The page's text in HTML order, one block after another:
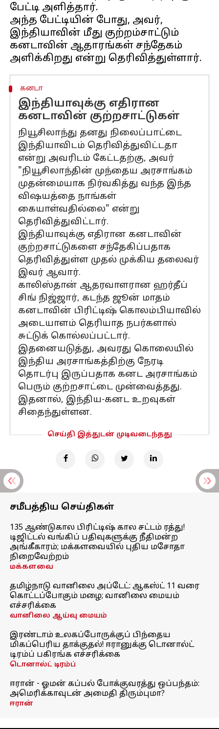
பேட்டி அளித்தார்.
அந்த பேட்டியின் போது, அவர்,
இந்தியாவின் மீது குற்றம்சாட்டும்
கனடாவின் ஆதாரங்கள் சந்தேகம்
கனடா
இந்தியாவுக்கு எதிரான
கனடாவின் குற்றசாட்டுகள்
நியூசிலாந்து தனது நிலைப்பாட்டை
இந்தியாவிடம் தெரிவித்துவிட்டதா
என்று அவரிடம் கேட்டதற்கு, அவர்
"நியூசிலாந்தின் முந்தைய அரசாங்கம்
முதன்மையாக நிர்வகித்து வந்த இந்த
விஷயத்தை நாங்கள்
கையாள்வதில்லை" என்று
தெரிவித்துவிட்டார்.
இந்தியாவுக்கு எதிரான கனடாவின்
குற்றசாட்டுகளை சந்தேகிப்பதாக
தெரிவித்துள்ள முதல் முக்கிய தலைவர்
இவர் ஆவார்.
காலிஸ்தான் ஆதரவாளரான ஹர்தீப்
சிங் நிஜ்ஜார், கடந்த ஜூன் மாதம்
கனடாவின் பிரிட்டிஷ் கொலம்பியாவில்
அடையாளம் தெரியாத நபர்களால்
சுட்டுக் கொல்லப்பட்டார்.
இதனையடுத்து, அவரது கொலையில்
இந்திய அரசாங்கத்திற்கு நேரடி
தொடர்பு இருப்பதாக கனட அரசாங்கம்
பெரும் குற்றசாட்டை முன்வைத்தது.
இதனால், இந்திய-கனட உறவுகள்
சிதைந்துள்ளன.
செய்தி இத்துடன் முடிவடைந்தது
சமீபத்திய செய்திகள்
135 ஆண்டுகால பிரிட்டிஷ் கால சட்டம் ரத்து!
டிஜிட்டல் வங்கிப் பதிவுகளுக்கு நீதிமன்ற
அங்கீகாரம்; மக்களவையில் புதிய மசோதா
நிறைவேற்றம்
மக்களவை
தமிழ்நாடு வானிலை அப்டேட்: ஆகஸ்ட் 11 வரை
கொட்டப்போகும் மழை; வானிலை மையம்
எச்சரிக்கை
வானிலை ஆய்வு மையம்
இரண்டாம் உலகப்போருக்குப் பிந்தைய
மிகப்பெரிய தாக்குதல்! ஈரானுக்கு டொனால்ட்
டிரம்ப் பகிரங்க எச்சரிக்கை
டொனால்ட் டிரம்ப்
ஈரான் - ஓமன் கப்பல் போக்குவரத்து ஒப்பந்தம்:
அமெரிக்காவுடன் அமைதி திரும்புமா?
ஈரான்